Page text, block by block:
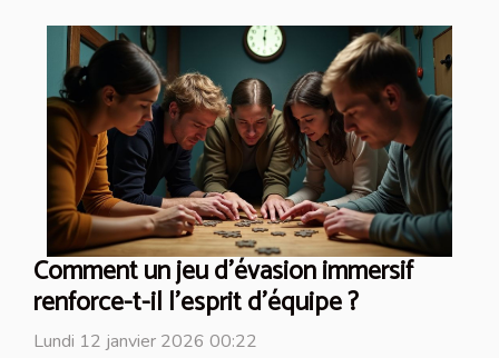
Comment un jeu d'évasion immersif
renforce-t-il l'esprit d'équipe ?
Lundi 12 janvier 2026 00:22